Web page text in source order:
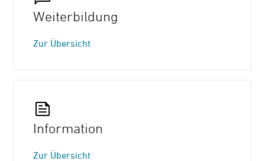
Weiterbildung
Zur Übersicht
Information
Zur Übersicht